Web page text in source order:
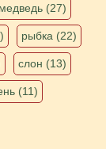
медведь (27)
рыбка (22)
слон (13)
(11)